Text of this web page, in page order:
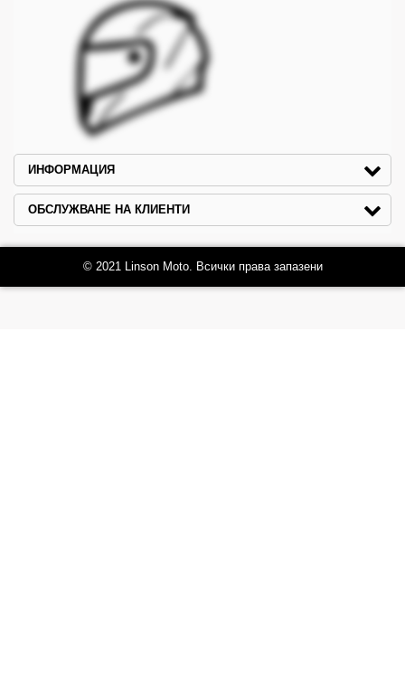
ИНФОРМАЦИЯ
ОБСЛУЖВАНЕ НА КЛИЕНТИ
© 2021 Linson Moto. Всички права запазени